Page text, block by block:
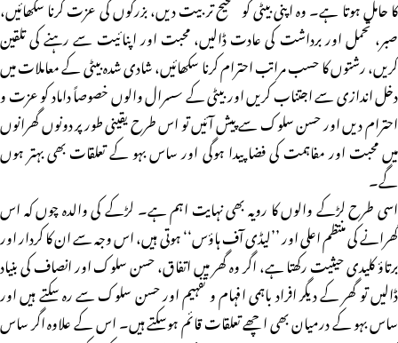
کا حامل ہوتا ہے۔ وہ اپنی بیٹی کو صحیح تربیت دیں، بزرگوں کی عزت کرنا سکھائیں،
صبر، تحمل اور برداشت کی عادت ڈالیں، محبت اور اپنائیت سے رہنے کی تلقین
کریں، رشتوں کا حسب مراتب احترام کرنا سکھائیں، شادی شدہ بیٹی کے معاملات میں
دخل اندازی سے اجتناب کریں اور بیٹی کے سسرال والوں خصوصاً داماد کو عزت و
احترام دیں اور حسن سلوک سے پیش آئیں تو اس طرح یقینی طور پر دونوں گھرانوں
میں محبت اور مفاہمت کی فضا پیدا ہوگی اور ساس بہو کے تعلقات بھی بہتر ہوں
گے۔
اسی طرح لڑکے والوں کا رویہ بھی نہایت اہم ہے۔ لڑکے کی والدہ چوں کہ اس
گھرانے کی منتظم اعلی اور ’’لیڈی آف ہاؤس‘‘ ہوتی ہیں، اس وجہ سے ان کا کردار اور
برتاؤ کلیدی حیثیت رکھتا ہے، اگر وہ گھر میں اتفاق، حسن سلوک اور انصاف کی بنیاد
ڈالیں تو گھر کے دیگر افراد باہمی افہام و تفہیم اور حسن سلوک سے رہ سکتے ہیں اور
ساس بہو کے درمیان بھی اچھے تعلقات قائم ہوسکتے ہیں۔ اس کے علاوہ اگر ساس